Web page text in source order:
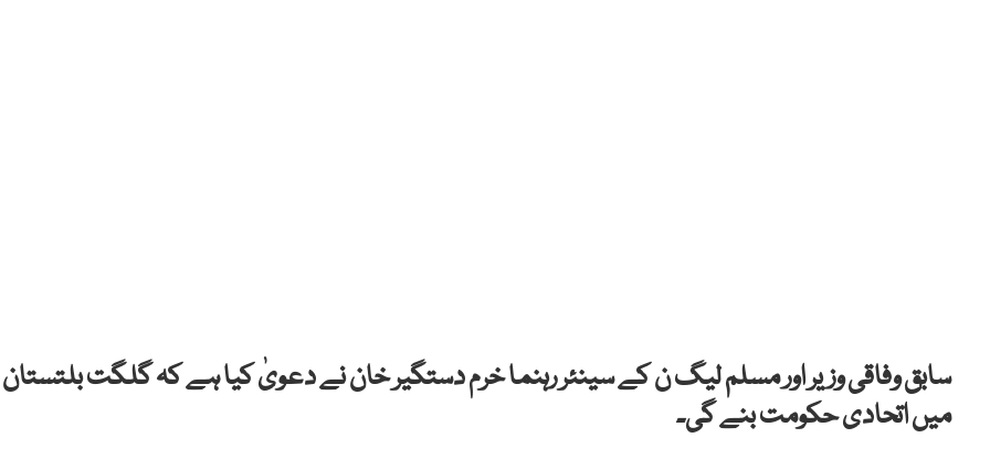
سابق وفاقی وزیر اور مسلم لیگ ن کے سینئر رہنما خرم دستگیر خان نے دعویٰ کیا ہے کہ گلگت بلتستان
میں اتحادی حکومت بنے گی۔